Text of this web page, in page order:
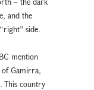
and the
side.
mention
Gamirra,
This country